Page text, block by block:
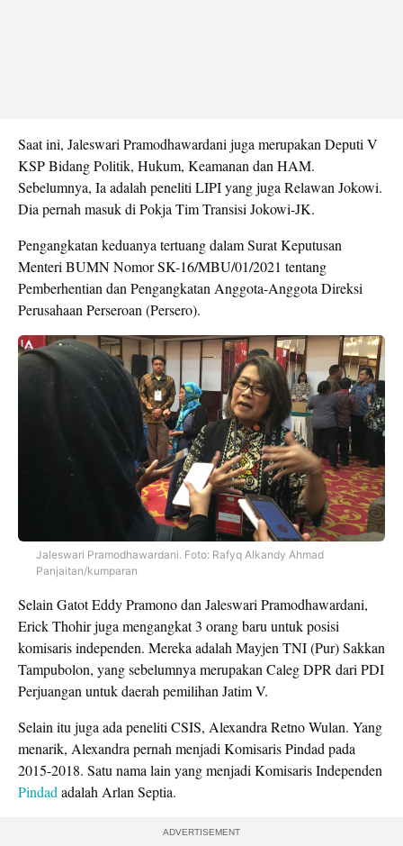
Saat ini, Jaleswari Pramodhawardani juga merupakan Deputi V
KSP Bidang Politik, Hukum, Keamanan dan HAM.
Sebelumnya, Ia adalah peneliti LIPI yang juga Relawan Jokowi.
Dia pernah masuk di Pokja Tim Transisi Jokowi-JK.
Pengangkatan keduanya tertuang dalam Surat Keputusan
Menteri BUMN Nomor SK-16/MBU/01/2021 tentang
Pemberhentian dan Pengangkatan Anggota-Anggota Direksi
Perusahaan Perseroan (Persero).
Jaleswari Pramodhawardani. Foto: Rafyq Alkandy Ahmad
Panjaitan/kumparan
Selain Gatot Eddy Pramono dan Jaleswari Pramodhawardani,
Erick Thohir juga mengangkat 3 orang baru untuk posisi
komisaris independen. Mereka adalah Mayjen TNI (Pur) Sakkan
Tampubolon, yang sebelumnya merupakan Caleg DPR dari PDI
Perjuangan untuk daerah pemilihan Jatim V.
Selain itu juga ada peneliti CSIS, Alexandra Retno Wulan. Yang
menarik, Alexandra pernah menjadi Komisaris Pindad pada
2015-2018. Satu nama lain yang menjadi Komisaris Independen
Pindad adalah Arlan Septia.
ADVERTISEMENT